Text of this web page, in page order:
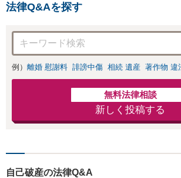
法律Q&Aを探す
例） 離婚 慰謝料 誹謗中傷 相続 遺産 著作物 違
無料法律相談
新しく投稿する
自己破産の法律Q&A